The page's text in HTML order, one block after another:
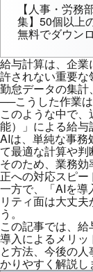
【人事・労務
集】50個以上
無料でダウン
給与計算は、企
許されない重要な
勤怠データの集
──こうした作業
このような中で
能）」による給与
AIは、単純な事務
て最適な計算や判
そのため、業務
正への対応スピー
一方で、「AIを導
リティ面は大丈
う。
この記事では、給
導入によるメリ
と方法、今後の
かりやすく解説し